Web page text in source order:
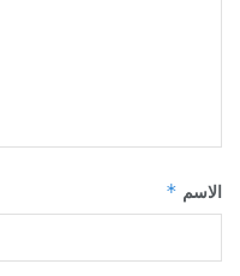
الاسم *